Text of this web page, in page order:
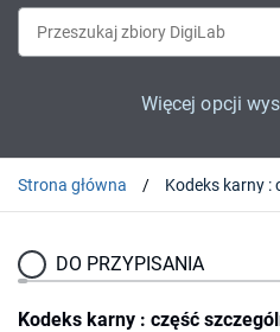
Więcej opcji
Strona główna Kodeks karny :
DO PRZYPISANIA
Kodeks karny : część